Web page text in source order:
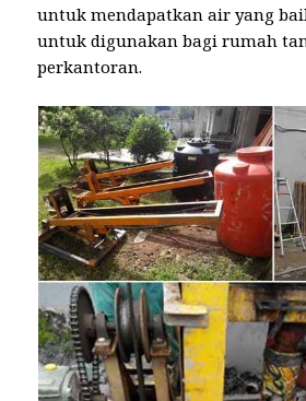
untuk mendapatkan air yang
untuk digunakan bagi rumah
perkantoran.